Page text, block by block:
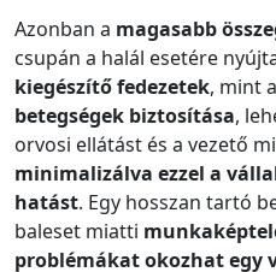
Azonban a magasabb
csupán a halál esetére
kiegészítő fedezetek, mint a
betegségek biztosítása,
orvosi ellátást és a vezető
minimalizálva ezzel a
hatást. Egy hosszan tartó
baleset miatti
problémákat okozhat egy